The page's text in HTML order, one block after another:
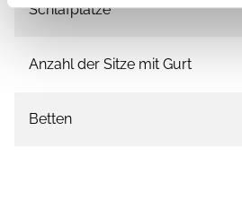
Schlafplätze
Anzahl der Sitze mit Gurt
Betten